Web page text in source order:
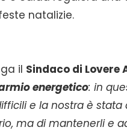
natalizie.
il Sindaco di Lovere
energetico: in
e la nostra è stata
ma di mantenerli e